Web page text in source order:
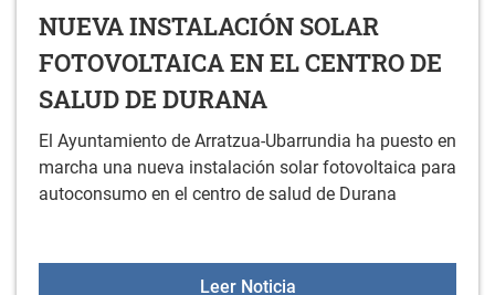
NUEVA INSTALACIÓN SOLAR
FOTOVOLTAICA EN EL CENTRO DE
SALUD DE DURANA
El Ayuntamiento de Arratzua-Ubarrundia ha puesto en
marcha una nueva instalación solar fotovoltaica para
autoconsumo en el centro de salud de Durana
Leer NoticiaNUEVA INSTALACIÓN